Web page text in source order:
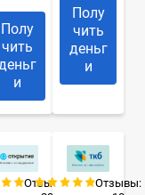
Полу
чить
и
Полу
чить
деньг
и
Отзывы:
Отзывы: